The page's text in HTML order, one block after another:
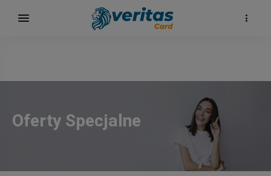
Oferty Specjalne